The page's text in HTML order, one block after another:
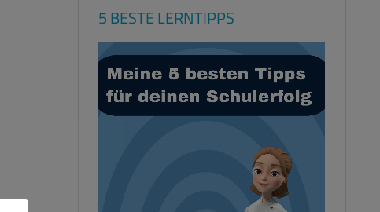
5 BESTE LERNTIPPS
Video-
Player